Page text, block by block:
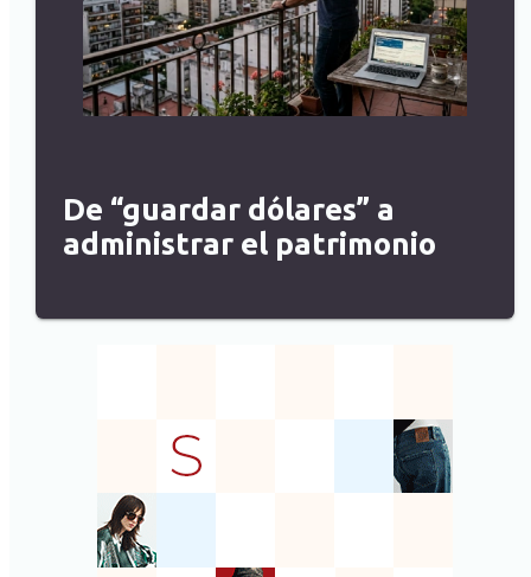
De “guardar dólares” a
administrar el patrimonio